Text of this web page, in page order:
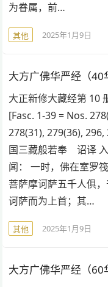
为眷属，前…
其他 2025年1月9日
大方广佛华严经（40
大正新修大藏经第 10
[Fasc. 1-39 = Nos.
278(31), 279(36),
国三藏般若奉 诏译
闻： 一时，佛在室罗
菩萨摩诃萨五千人俱
诃萨而为上首；其…
其他 2025年1月9日
大方广佛华严经（60